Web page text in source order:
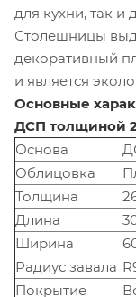
для кухни, так
Столешницы
декоративный пластик гигиеничен,
и является
Основные
ДСП толщиной
Основа
Облицовка
Толщина
Длина
Ширина
Радиус завала
Покрытие